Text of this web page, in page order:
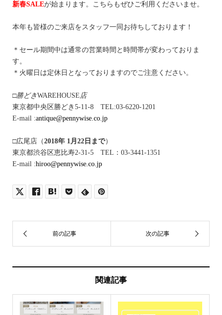
新春SALEが始まります。こちらもぜひご利用くださいませ。
本年も皆様のご来店をスタッフ一同お待ちしております！
＊セール期間中は通常の営業時間と時間帯が変わっておりま
す。
＊火曜日は定休日となっておりますのでご注意ください。
□勝どきWAREHOUSE店
東京都中央区勝どき5-11-8 TEL:03-6220-1201
E-mail :antique@pennywise.co.jp
□広尾店（2018年 1月22日まで）
東京都渋谷区恵比寿2-31-5 TEL：03-3441-1351
E-mail :hiroo@pennywise.co.jp
関連記事